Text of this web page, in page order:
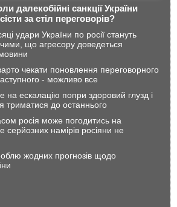
далекобійні санкції України
за стіл переговорів?
удари України по росії стануть
що агресору доведеться
чекати поновлення переговорного
- можливо все
на ескалацію попри здоровий глузд і
триматися до останнього
росія може погодитись на
серйозних намірів росіяни не
жодних прогнозів щодо